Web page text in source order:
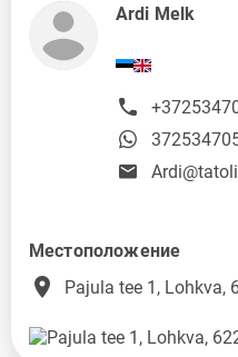
Ardi Melk
Местоположение
place Pajula tee 1, Lohkva,